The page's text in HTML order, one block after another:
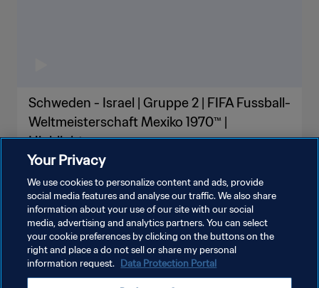
Schweden - Israel | Gruppe 2 | FIFA Fussball-
Weltmeisterschaft Mexiko 1970™ |
Highlights
MEHR ANZEIGEN
Your Privacy
We use cookies to personalize content and ads, provide
social media features and analyse our traffic. We also share
information about your use of our site with our social
media, advertising and analytics partners. You can select
your cookie preferences by clicking on the buttons on the
right and place a do not sell or share my personal
information request. Data Protection Portal